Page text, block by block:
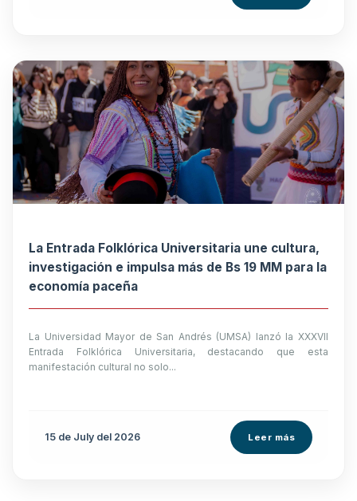
La Entrada Folklórica Universitaria une cultura,
investigación e impulsa más de Bs 19 MM para la
economía paceña
La Universidad Mayor de San Andrés (UMSA) lanzó la XXXVII
Entrada Folklórica Universitaria, destacando que esta
manifestación cultural no solo...
15 de July del 2026 Leer más